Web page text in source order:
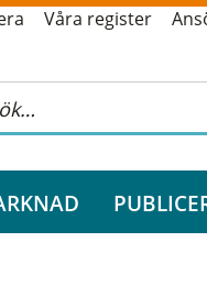
Våra register